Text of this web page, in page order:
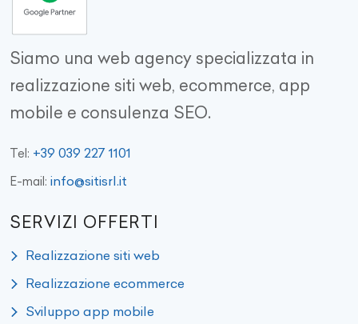
Siamo una web agency specializzata in
realizzazione siti web, ecommerce, app
mobile e consulenza SEO.
Tel: +39 039 227 1101
E-mail: info@sitisrl.it
SERVIZI OFFERTI
Realizzazione siti web
Realizzazione ecommerce
Sviluppo app mobile